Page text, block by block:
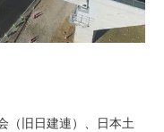
（旧日建連）、日本土